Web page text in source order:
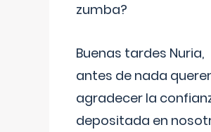
zumba?
Buenas tardes Nuria,
antes de nada
agradecer la
depositada en